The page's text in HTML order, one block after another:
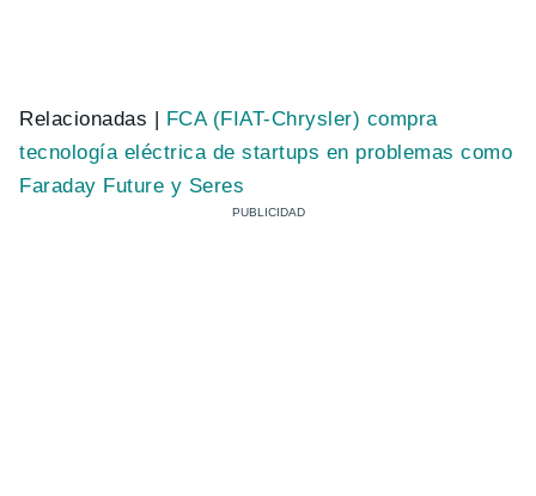
Relacionadas | FCA (FIAT-Chrysler) compra
tecnología eléctrica de startups en problemas como
Faraday Future y Seres